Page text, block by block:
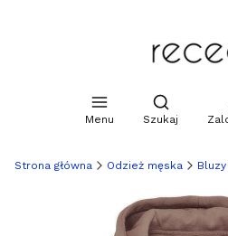
Menu
Otwórz
Szukaj
Strona główna Odzież męska Bluzy